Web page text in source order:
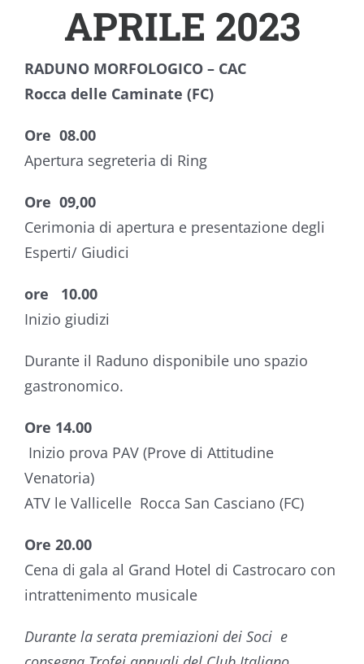
APRILE 2023
RADUNO MORFOLOGICO – CAC
Rocca delle Caminate (FC)
Ore 08.00
Apertura segreteria di Ring
Ore 09,00
Cerimonia di apertura e presentazione degli
Esperti/ Giudici
ore 10.00
Inizio giudizi
Durante il Raduno disponibile uno spazio
gastronomico.
Ore 14.00
Inizio prova PAV (Prove di Attitudine
Venatoria)
ATV le Vallicelle Rocca San Casciano (FC)
Ore 20.00
Cena di gala al Grand Hotel di Castrocaro con
intrattenimento musicale
Durante la serata premiazioni dei Soci e